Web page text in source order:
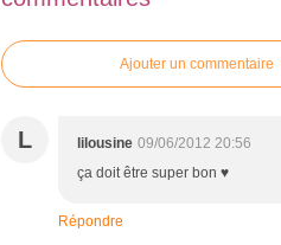
Ajouter un commentaire
L lilousine 09/06/2012 20:56
ça doit être super bon ♥
Répondre